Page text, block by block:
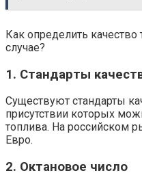
Как определить качество
случае?
1. Стандарты
Существуют стандарты
присутствии которых
топлива. На российском
Евро.
2. Октановое число